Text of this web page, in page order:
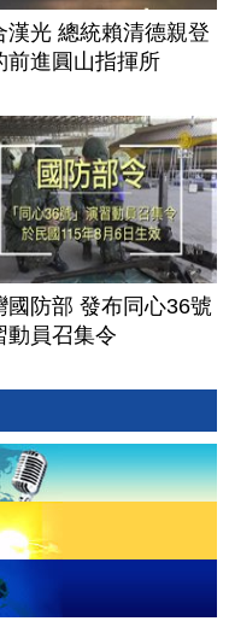
漢光 總統賴清德親登
前進圓山指揮所
國防部 發布同心36號
動員召集令